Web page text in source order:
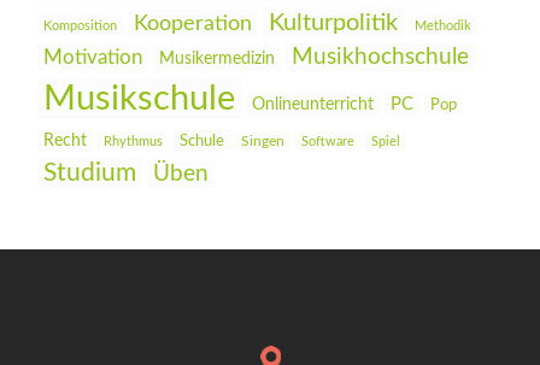
Komposition Kooperation Kulturpolitik Methodik
Motivation Musikermedizin Musikhochschule
Musikschule Onlineunterricht PC Pop
Recht Rhythmus Schule Singen Software Spiel
Studium Üben